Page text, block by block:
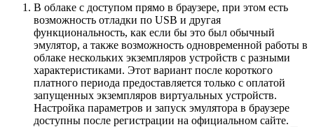
В облаке с доступом прямо в браузере, при этом есть
возможность отладки по USB и другая
функциональность, как если бы это был обычный
эмулятор, а также возможность одновременной работы в
облаке нескольких экземпляров устройств с разными
характеристиками. Этот вариант после короткого
платного периода предоставляется только с оплатой
запущенных экземпляров виртуальных устройств.
Настройка параметров и запуск эмулятора в браузере
доступны после регистрации на официальном сайте.